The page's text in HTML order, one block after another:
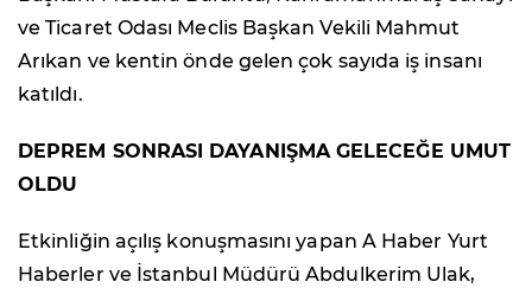
ve Ticaret Odası Meclis Başkan Vekili Mahmut
Arıkan ve kentin önde gelen çok sayıda iş insanı
katıldı.
DEPREM SONRASI DAYANIŞMA GELECEĞE UMUT
OLDU
Etkinliğin açılış konuşmasını yapan A Haber Yurt
Haberler ve İstanbul Müdürü Abdulkerim Ulak,